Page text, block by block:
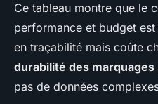
Ce tableau montre que le
performance et budget
en traçabilité mais coûte
durabilité des marquages
pas de données